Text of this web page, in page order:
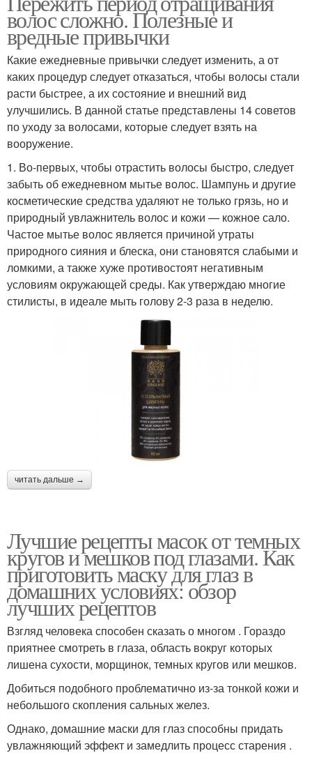
волос сложно. Полезные и
вредные привычки
Какие ежедневные привычки следует изменить, а от
каких процедур следует отказаться, чтобы волосы стали
расти быстрее, а их состояние и внешний вид
улучшились. В данной статье представлены 14 советов
по уходу за волосами, которые следует взять на
вооружение.
1. Во-первых, чтобы отрастить волосы быстро, следует
забыть об ежедневном мытье волос. Шампунь и другие
косметические средства удаляют не только грязь, но и
природный увлажнитель волос и кожи — кожное сало.
Частое мытье волос является причиной утраты
природного сияния и блеска, они становятся слабыми и
ломкими, а также хуже противостоят негативным
условиям окружающей среды. Как утверждаю многие
стилисты, в идеале мыть голову 2-3 раза в неделю.
читать дальше →
Лучшие рецепты масок от темных
кругов и мешков под глазами. Как
приготовить маску для глаз в
домашних условиях: обзор
лучших рецептов
Взгляд человека способен сказать о многом . Гораздо
приятнее смотреть в глаза, область вокруг которых
лишена сухости, морщинок, темных кругов или мешков.
Добиться подобного проблематично из-за тонкой кожи и
небольшого скопления сальных желез.
Однако, домашние маски для глаз способны придать
увлажняющий эффект и замедлить процесс старения .